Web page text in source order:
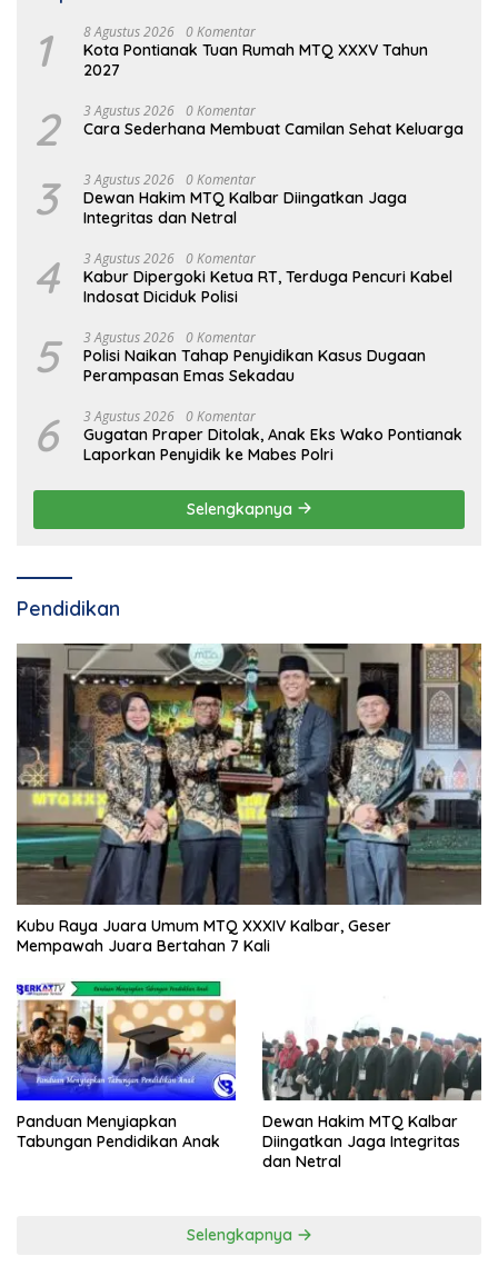
1 8 Agustus 2026 0 Komentar
Kota Pontianak Tuan Rumah MTQ XXXV Tahun
2027
2 3 Agustus 2026 0 Komentar
Cara Sederhana Membuat Camilan Sehat Keluarga
3 3 Agustus 2026 0 Komentar
Dewan Hakim MTQ Kalbar Diingatkan Jaga
Integritas dan Netral
4 3 Agustus 2026 0 Komentar
Kabur Dipergoki Ketua RT, Terduga Pencuri Kabel
Indosat Diciduk Polisi
5 3 Agustus 2026 0 Komentar
Polisi Naikan Tahap Penyidikan Kasus Dugaan
Perampasan Emas Sekadau
6 3 Agustus 2026 0 Komentar
Gugatan Praper Ditolak, Anak Eks Wako Pontianak
Laporkan Penyidik ke Mabes Polri
Selengkapnya
Pendidikan
Kubu Raya Juara Umum MTQ XXXIV Kalbar, Geser
Mempawah Juara Bertahan 7 Kali
Panduan Menyiapkan
Tabungan Pendidikan Anak
Dewan Hakim MTQ Kalbar
Diingatkan Jaga Integritas
dan Netral
Selengkapnya